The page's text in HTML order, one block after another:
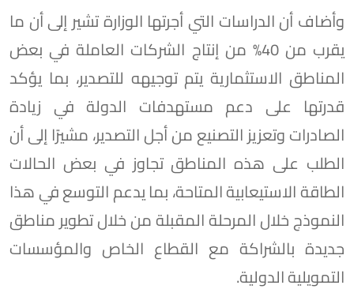
وأضاف أن الدراسات التي أجرتها الوزارة تشير إلى أن ما
يقرب من 40% من إنتاج الشركات العاملة في بعض
المناطق الاستثمارية يتم توجيهه للتصدير، بما يؤكد
قدرتها على دعم مستهدفات الدولة في زيادة
الصادرات وتعزيز التصنيع من أجل التصدير، مشيرًا إلى أن
الطلب على هذه المناطق تجاوز في بعض الحالات
الطاقة الاستيعابية المتاحة، بما يدعم التوسع في هذا
النموذج خلال المرحلة المقبلة من خلال تطوير مناطق
جديدة بالشراكة مع القطاع الخاص والمؤسسات
التمويلية الدولية.